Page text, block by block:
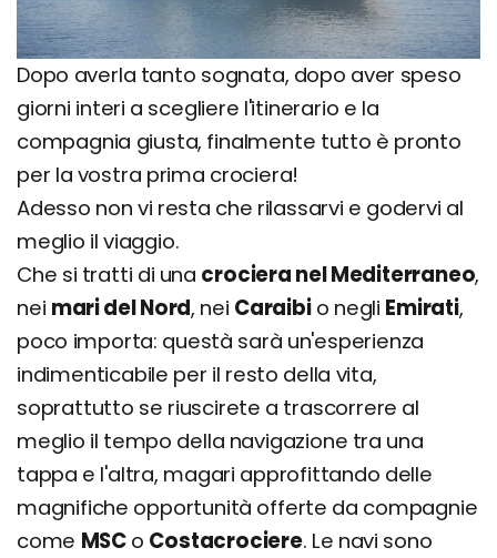
Dopo averla tanto sognata, dopo aver speso
giorni interi a scegliere l'itinerario e la
compagnia giusta, finalmente tutto è pronto
per la vostra prima crociera!
Adesso non vi resta che rilassarvi e godervi al
meglio il viaggio.
Che si tratti di una crociera nel Mediterraneo,
nei mari del Nord, nei Caraibio negli Emirati,
poco importa: questà sarà un'esperienza
indimenticabile per il resto della vita,
soprattutto se riuscirete a trascorrere al
meglio il tempo della navigazione tra una
tappa e l'altra, magari approfittando delle
magnifiche opportunità offerte da compagnie
come MSCo Costacrociere. Le navi sono